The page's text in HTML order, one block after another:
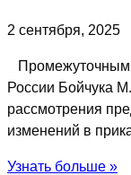
2 сентября, 2025
Промежуточным
России Бойчука
рассмотрения
изменений в
Узнать больше »